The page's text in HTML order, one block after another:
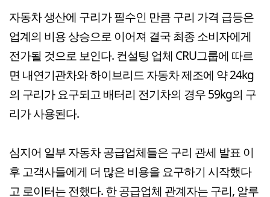
자동차 생산에 구리가 필수인 만큼 구리 가격 급등은
업계의 비용 상승으로 이어져 결국 최종 소비자에게
전가될 것으로 보인다. 컨설팅 업체 CRU그룹에 따르
면 내연기관차와 하이브리드 자동차 제조에 약 24kg
의 구리가 요구되고 배터리 전기차의 경우 59kg의 구
리가 사용된다.
심지어 일부 자동차 공급업체들은 구리 관세 발표 이
후 고객사들에게 더 많은 비용을 요구하기 시작했다
고 로이터는 전했다. 한 공급업체 관계자는 구리, 알루